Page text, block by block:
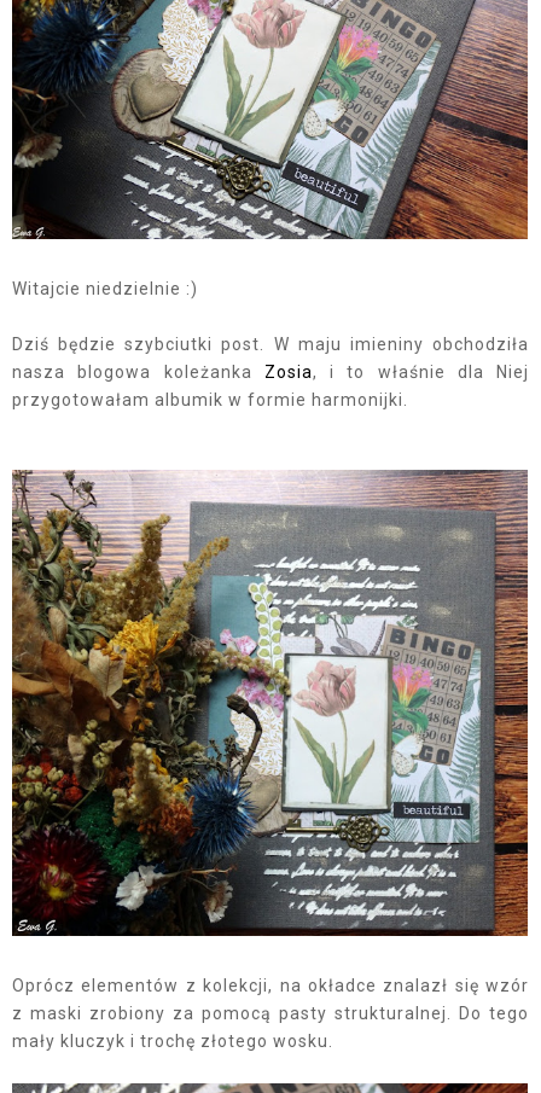
Witajcie niedzielnie :)
Dziś będzie szybciutki post. W maju imieniny obchodziła
nasza blogowa koleżanka Zosia, i to właśnie dla Niej
przygotowałam albumik w formie harmonijki.
Oprócz elementów z kolekcji, na okładce znalazł się wzór
z maski zrobiony za pomocą pasty strukturalnej. Do tego
mały kluczyk i trochę złotego wosku.